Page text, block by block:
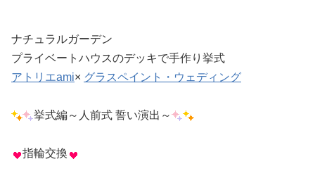
ナチュラルガーデン
プライベートハウスのデッキで手作り挙式
アトリエami× グラスペイント・ウェディング
挙式編～人前式 誓い演出～
指輪交換